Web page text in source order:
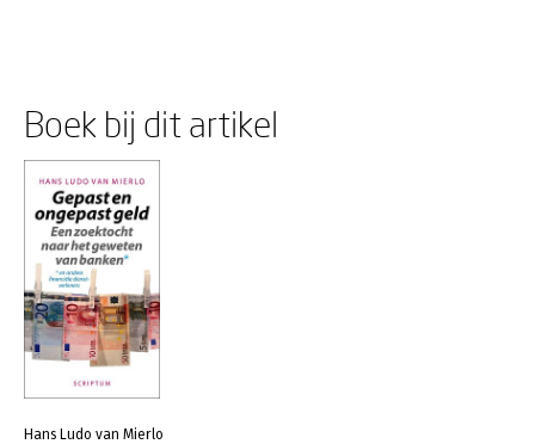
Boek bij dit artikel
Hans Ludo van Mierlo